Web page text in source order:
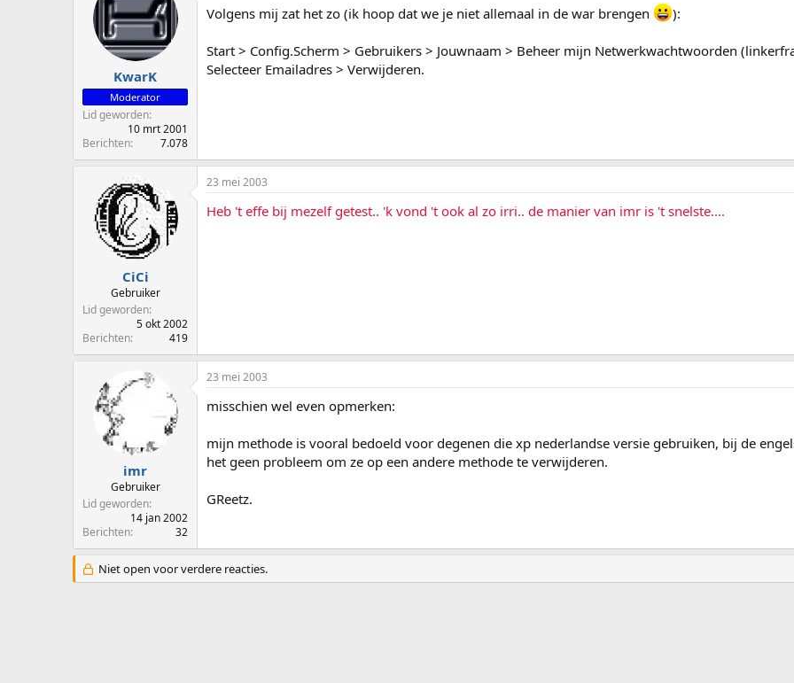
KwarK
Moderator
Lid geworden
10 mrt 2001
Berichten
7.078
Volgens mij zat het zo (ik hoop dat we je niet allemaal in de war brengen ):
Start > Config.Scherm > Gebruikers > Jouwnaam > Beheer mijn Netwerkwachtwoorden
Selecteer Emailadres > Verwijderen.
CiCi
Gebruiker
Lid geworden
5 okt 2002
Berichten
419
23 mei 2003
Heb 't effe bij mezelf getest.. 'k vond 't ook al zo irri.. de manier van imr is 't snelste....
imr
Gebruiker
Lid geworden
14 jan 2002
Berichten
32
23 mei 2003
misschien wel even opmerken:
mijn methode is vooral bedoeld voor degenen die xp nederlandse versie gebruiken, bij de
het geen probleem om ze op een andere methode te verwijderen.
GReetz.
Niet open voor verdere reacties.